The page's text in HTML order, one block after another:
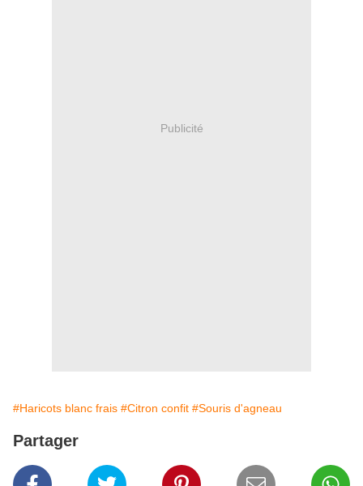
Publicité
#Haricots blanc frais #Citron confit #Souris d'agneau
Partager